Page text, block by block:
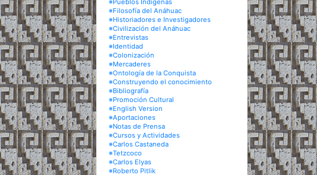
※Pueblos Indígenas
※Filosofía del Anáhuac
※Historiadores e Investigadores
※Civilización del Anáhuac
※Entrevistas
※Identidad
※Colonización
※Mercaderes
※Ontología de la Conquista
※Construyendo el conocimiento
※Bibliografía
※Promoción Cultural
※English Version
※Aportaciones
※Notas de Prensa
※Cursos y Actividades
※Carlos Castaneda
※Tetzcoco
※Carlos Elyas
※Roberto Pitlik